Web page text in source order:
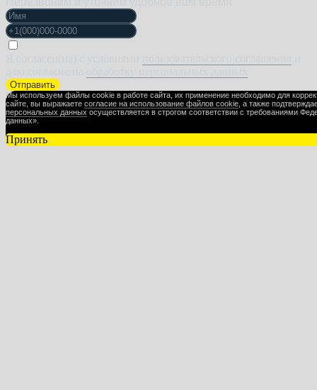
Отправить
Мы используем файлы cookie в работе сайта, их применение необходимо для
сайте, вы выражаете согласие на использование файлов cookie , а также
персональных данных осуществляется в строгом соответствии с требованиями
данных».
Принять